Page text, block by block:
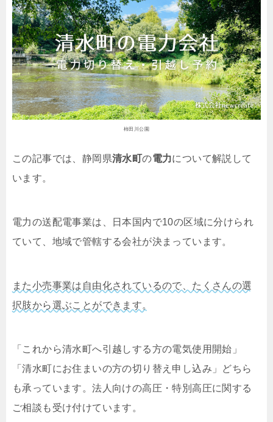
柿田川公園
この記事では、静岡県清水町の電力について解説して
います。
電力の送配電事業は、日本国内で10の区域に分けられ
ていて、地域で管轄する会社が決まっています。
また小売事業は自由化されているので、たくさんの選
択肢から選ぶことができます。
「これから清水町へ引越しする方の電気使用開始」
「清水町にお住まいの方の切り替え申し込み」どちら
も承っています。法人向けの高圧・特別高圧に関する
ご相談も受け付けています。